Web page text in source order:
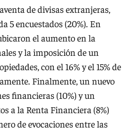
de divisas extranjeras,
5 encuestados (20%). En
el aumento en la
y la imposición de un
con el 16% y el 15% de
Finalmente, un nuevo
financieras (10%) y un
a la Renta Financiera (8%)
de evocaciones entre las